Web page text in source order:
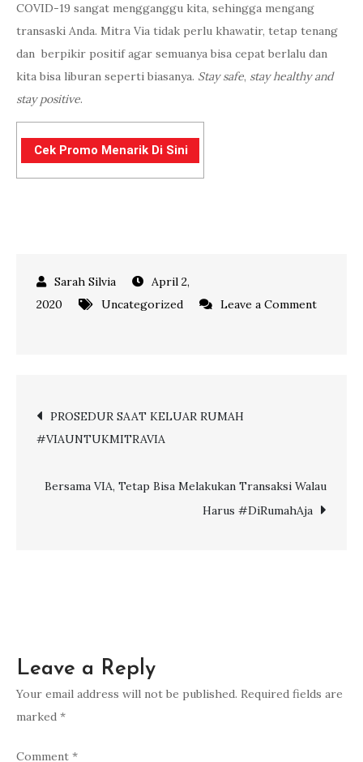
COVID-19 sangat mengganggu kita, sehingga mengang
transaski Anda. Mitra Via tidak perlu khawatir, tetap tenang
dan berpikir positif agar semuanya bisa cepat berlalu dan
kita bisa liburan seperti biasanya. Stay safe, stay healthy and
stay positive.
Cek Promo Menarik Di Sini
April 2,
2020
Uncategorized
Leave a Comment
TAMAN
CANTIK
JEPANG
Post
PROSEDUR SAAT KELUAR RUMAH
#VIAUNTUKMITRAVIA
Bersama VIA, Tetap Bisa Melakukan Transaksi Walau
Harus #DiRumahAja
Leave a Reply
Your email address will not be published. Required fields are
marked *
Comment *